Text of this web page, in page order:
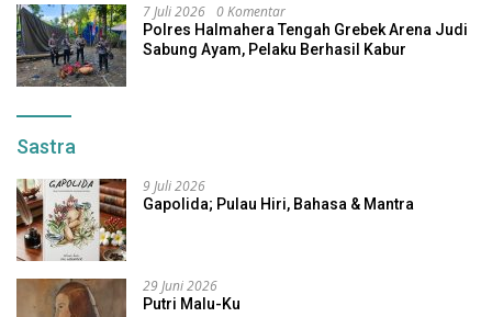
7 Juli 2026 0 Komentar
Polres Halmahera Tengah Grebek Arena Judi
Sabung Ayam, Pelaku Berhasil Kabur
Sastra
9 Juli 2026
Gapolida; Pulau Hiri, Bahasa & Mantra
29 Juni 2026
Putri Malu-Ku